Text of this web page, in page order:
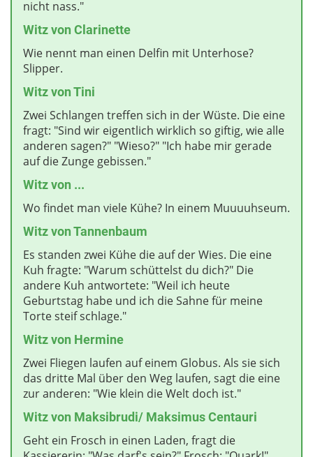
nicht nass."
Witz von Clarinette
Wie nennt man einen Delfin mit Unterhose?
Slipper.
Witz von Tini
Zwei Schlangen treffen sich in der Wüste. Die eine
fragt: "Sind wir eigentlich wirklich so giftig, wie alle
anderen sagen?" "Wieso?" "Ich habe mir gerade
auf die Zunge gebissen."
Witz von ...
Wo findet man viele Kühe? In einem Muuuuhseum.
Witzvon Tannenbaum
Es standen zwei Kühe die auf der Wies. Die eine
Kuh fragte: "Warum schüttelst du dich?" Die
andere Kuh antwortete: "Weil ich heute
Geburtstag habe und ich die Sahne für meine
Torte steif schlage."
Witzvon Hermine
Zwei Fliegen laufen auf einem Globus. Als sie sich
das dritte Mal über den Weg laufen, sagt die eine
zur anderen: "Wie klein die Welt doch ist."
Witzvon Maksibrudi/ Maksimus Centauri
Geht ein Frosch in einen Laden, fragt die